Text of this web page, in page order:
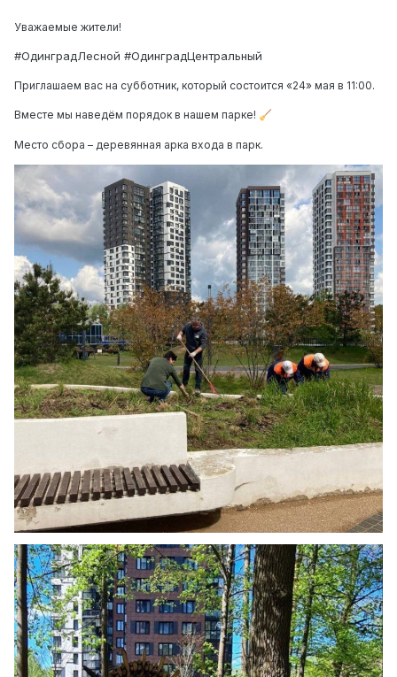
Уважаемые жители!
#ОдинградЛесной #ОдинградЦентральный
Приглашаем вас на субботник, который состоится «24» мая в 11:00.
Вместе мы наведём порядок в нашем парке! 🧹
Место сбора – деревянная арка входа в парк.